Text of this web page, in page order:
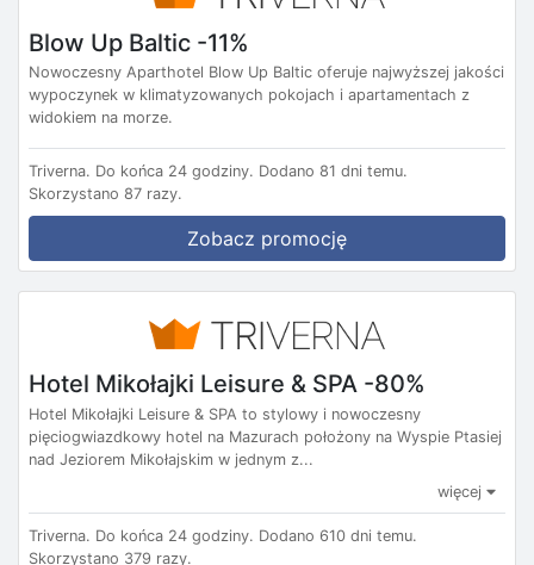
Blow Up Baltic -11%
Nowoczesny Aparthotel Blow Up Baltic oferuje najwyższej jakości
wypoczynek w klimatyzowanych pokojach i apartamentach z
widokiem na morze.
Triverna. Do końca 24 godziny. Dodano 81 dni temu.
Skorzystano 87 razy.
Zobacz promocję
Hotel Mikołajki Leisure & SPA -80%
Hotel Mikołajki Leisure & SPA to stylowy i nowoczesny
pięciogwiazdkowy hotel na Mazurach położony na Wyspie Ptasiej
nad Jeziorem Mikołajskim w jednym z...
więcej
Triverna. Do końca 24 godziny. Dodano 610 dni temu.
Skorzystano 379 razy.